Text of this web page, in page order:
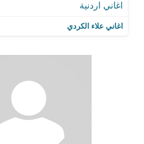
اغاني علاء الكردي